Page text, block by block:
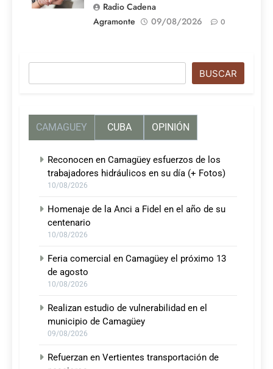
Radio Cadena
Agramonte
09/08/2026 0
BUSCAR
CAMAGUEY CUBA OPINIÓN
Reconocen en Camagüey esfuerzos de los
trabajadores hidráulicos en su día (+ Fotos)
10/08/2026
Homenaje de la Anci a Fidel en el año de su
centenario
10/08/2026
Feria comercial en Camagüey el próximo 13
de agosto
10/08/2026
Realizan estudio de vulnerabilidad en el
municipio de Camagüey
09/08/2026
Refuerzan en Vertientes transportación de